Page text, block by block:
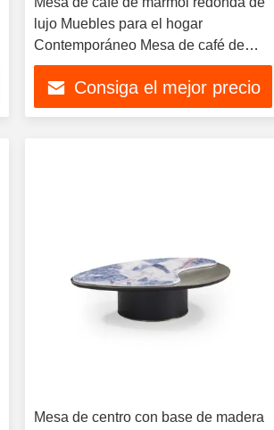
lujo Muebles para el hogar
Contemporáneo Mesa de café de
mármol
Consiga el mejor precio
Mesa de centro con base de madera